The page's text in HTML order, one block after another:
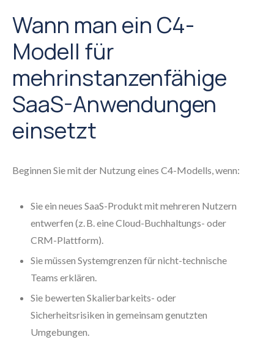
Wann man ein C4-
Modell für
mehrinstanzenfähige
SaaS-Anwendungen
einsetzt
Beginnen Sie mit der Nutzung eines C4-Modells, wenn:
Sie ein neues SaaS-Produkt mit mehreren Nutzern
entwerfen (z. B. eine Cloud-Buchhaltungs- oder
CRM-Plattform).
Sie müssen Systemgrenzen für nicht-technische
Teams erklären.
Sie bewerten Skalierbarkeits- oder
Sicherheitsrisiken in gemeinsam genutzten
Umgebungen.